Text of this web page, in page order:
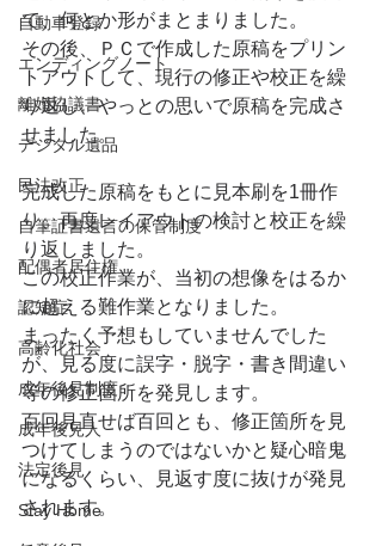
自動車登録
エンディングノート
離婚協議書
デジタル遺品
民法改正
自筆証書遺言の保管制度
配偶者居住権
認知症
高齢化社会
成年後見制度
成年後見人
法定後見
Stay Home
て、何とか形がまとまりました。
その後、ＰＣで作成した原稿をプリン
トアウトして、現行の修正や校正を繰
り返し、やっとの思いで原稿を完成さ
せました。
完成した原稿をもとに見本刷を1冊作
り、再度レイアウトの検討と校正を繰
り返しました。
この校正作業が、当初の想像をはるか
に超える難作業となりました。
まったく予想もしていませんでした
が、見る度に誤字・脱字・書き間違い
等の修正箇所を発見します。
百回見直せば百回とも、修正箇所を見
つけてしまうのではないかと疑心暗鬼
になるくらい、見返す度に抜けが発見
されます。